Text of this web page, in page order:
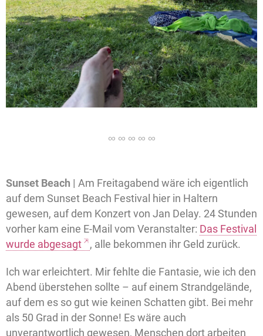
Sunset Beach | Am Freitagabend wäre ich eigentlich
auf dem Sunset Beach Festival hier in Haltern
gewesen, auf dem Konzert von Jan Delay. 24 Stunden
vorher kam eine E-Mail vom Veranstalter: Das Festival
wurde abgesagt
, alle bekommen ihr Geld zurück.
Ich war erleichtert. Mir fehlte die Fantasie, wie ich den
Abend überstehen sollte – auf einem Strandgelände,
auf dem es so gut wie keinen Schatten gibt. Bei mehr
als 50 Grad in der Sonne! Es wäre auch
unverantwortlich gewesen, Menschen dort arbeiten